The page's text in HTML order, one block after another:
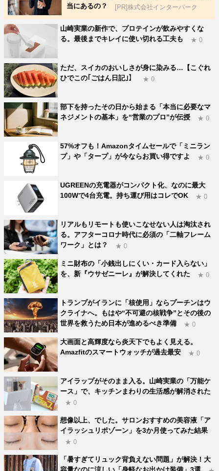
当にあるの？
[PR]株式会社インターパーク
山崎実業の新作で、プロテインが飲みやすくな
る。最後までキレイに使い切れる工夫も
★ 0
ただ、スイカのおいしさが身に染みる…【こぐれ
ひでこの｢ごはん日記｣】
★ 0
部下を持ったその日から始まる「本当に必要なマ
ネジメントの基本」を“営業のプロ”が伝授
★ 0
57%オフも！Amazonタイムセールで「ミニラン
プ」や「タープ」が今ならお買い得ですよ
★ 0
UGREENの充電器がコンパクト化、なのに最大
100Wで4台充電。持ち運び用はコレでOK
★ 0
リアルもリモートも使いこなせない人は淘汰され
る。アフターコロナ時代に必須の「二軸フレーム
ワーク」とは？
★ 0
ミニ財布の「小銭出しにくい・カード入らない」
を、新『ウサゼニーレ』が解決してくれた
★ 0
トランプがイランに「核使用」ならプーチンはウ
クライナへ。もはや“不可避の核戦争”とその後の
世界を救うため日本が進めるべき準備
★ 0
大画面と高輝度なら炎天下でもよく見える。
Amazfitのスマートウォッチが過去最安
★ 0
アイラップがそのまま入る。山崎実業の「万能ケ
ース」で、キッチンまわりの生活感が解消された
★ 0
想像以上、でした。サロンおすすめの美容液「ア
イラッシュリポゾーン」を3か月使ってみた結果
★ 0
「暑すぎてリュック背負えない問題」が解決！大